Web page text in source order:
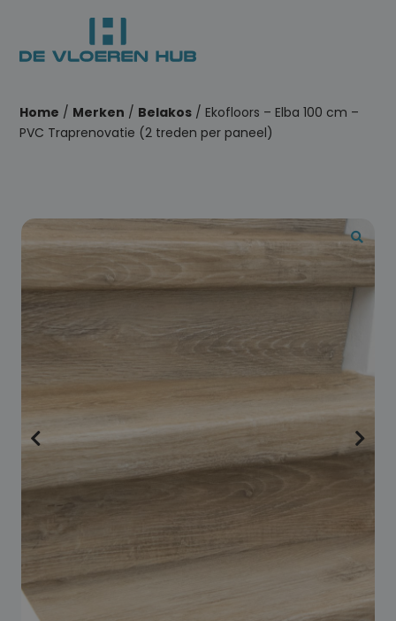
Home / Merken / Belakos / Ekofloors – Elba 100 cm –
PVC Traprenovatie (2 treden per paneel)